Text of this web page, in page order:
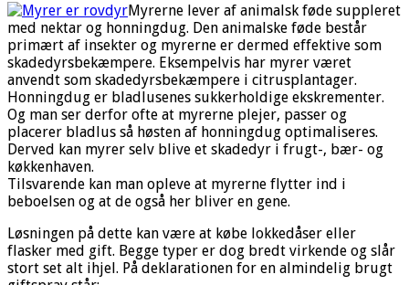
Myrerne lever af animalsk føde suppleret
med nektar og honningdug. Den animalske føde består
primært af insekter og myrerne er dermed effektive som
skadedyrsbekæmpere. Eksempelvis har myrer været
anvendt som skadedyrsbekæmpere i citrusplantager.
Honningdug er bladlusenes sukkerholdige ekskrementer.
Og man ser derfor ofte at myrerne plejer, passer og
placerer bladlus så høsten af honningdug optimaliseres.
Derved kan myrer selv blive et skadedyr i frugt-, bær- og
køkkenhaven.
Tilsvarende kan man opleve at myrerne flytter ind i
beboelsen og at de også her bliver en gene.
Løsningen på dette kan være at købe lokkedåser eller
flasker med gift. Begge typer er dog bredt virkende og slår
stort set alt ihjel. På deklarationen for en almindelig brugt